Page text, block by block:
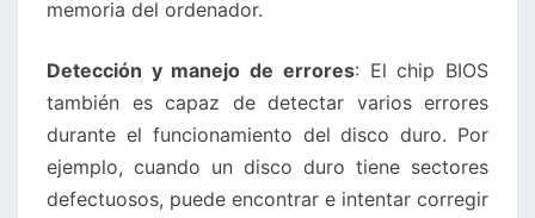
memoria del ordenador.
Detección y manejo de errores: El chip BIOS
también es capaz de detectar varios errores
durante el funcionamiento del disco duro. Por
ejemplo, cuando un disco duro tiene sectores
defectuosos, puede encontrar e intentar corregir